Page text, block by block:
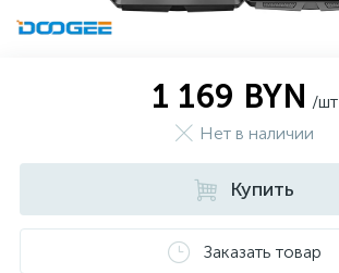
1 169 BYN /шт
Нет в наличии
Купить
Заказать товар